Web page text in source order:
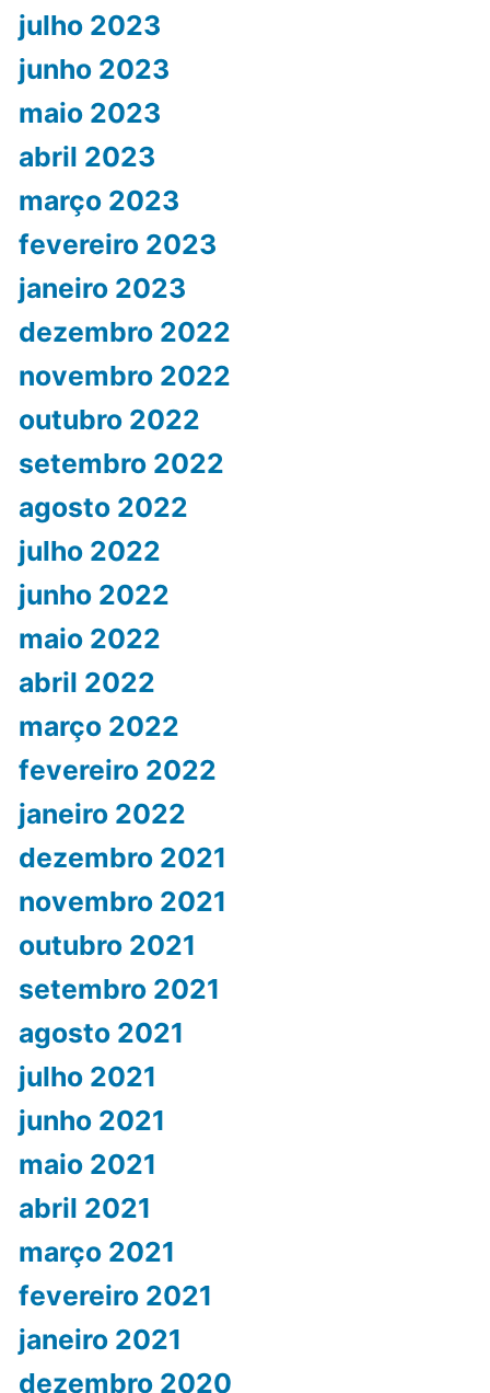
julho 2023
junho 2023
maio 2023
abril 2023
março 2023
fevereiro 2023
janeiro 2023
dezembro 2022
novembro 2022
outubro 2022
setembro 2022
agosto 2022
julho 2022
junho 2022
maio 2022
abril 2022
março 2022
fevereiro 2022
janeiro 2022
dezembro 2021
novembro 2021
outubro 2021
setembro 2021
agosto 2021
julho 2021
junho 2021
maio 2021
abril 2021
março 2021
fevereiro 2021
janeiro 2021
dezembro 2020